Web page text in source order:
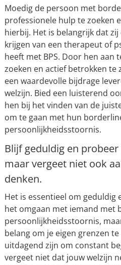
Moedig de persoon met
professionele hulp te zoeken
hierbij. Het is belangrijk dat
krijgen van een therapeut of
heeft met BPS. Door hen aan
zoeken en actief betrokken te
een waardevolle bijdrage
welzijn. Bied een luisterend
hen bij het vinden van de
om te gaan met hun
persoonlijkheidsstoornis.
Blijf geduldig en
maar vergeet niet ook
denken.
Het is essentieel om geduldig
het omgaan met iemand met
persoonlijkheidsstoornis,
belang om je eigen grenzen
uitdagend zijn om constant
vergeet niet dat jouw welzijn